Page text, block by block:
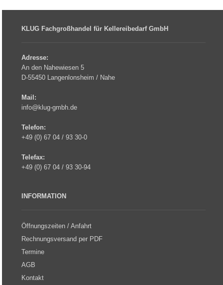
KLUG Fachgroßhandel für Kellereibedarf GmbH
Adresse:
An den Nahewiesen 5
D-55450 Langenlonsheim / Nahe
Mail:
info@klug-gmbh.de
Telefon:
+49 (0) 67 04 / 93 30-0
Telefax:
+49 (0) 67 04 / 93 30-94
INFORMATION
Öffnungszeiten / Anfahrt
Rechnungsversand per PDF
Termine
AGB
Kontakt